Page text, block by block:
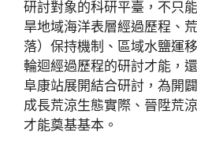
研討對象的科研平臺，不只
旱地域海洋表層經過歷程、
落）保持機制、區域水鹽運
輪迴經過歷程的研討才能，
阜康站展開結合研討，為開
成長荒涼生態實際、晉陞荒
才能奠基基本。